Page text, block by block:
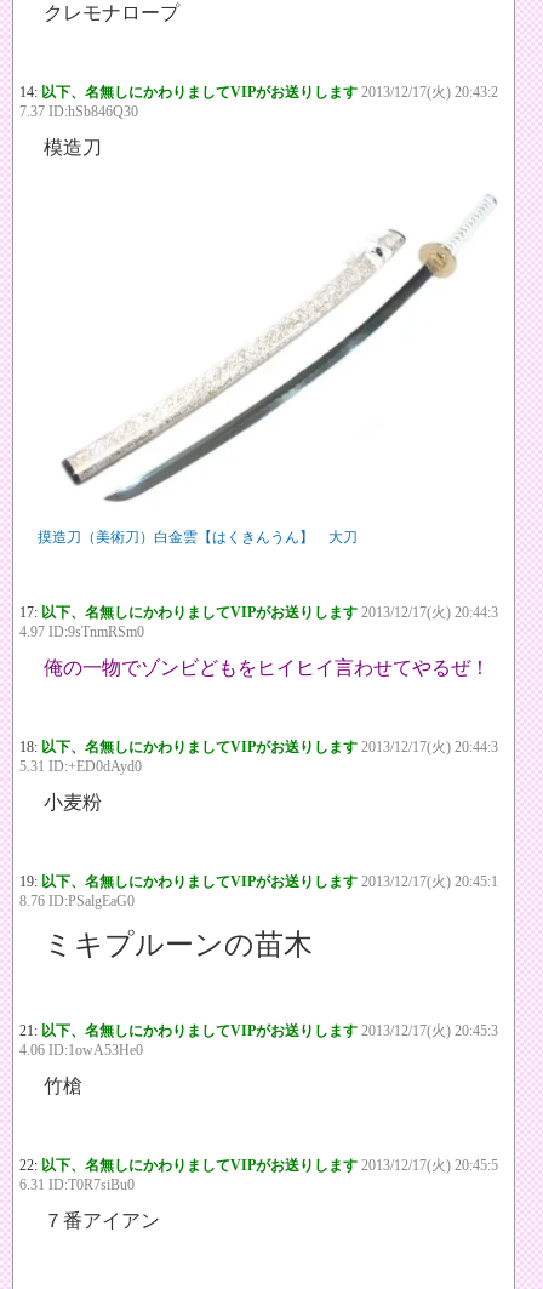
クレモナロープ
14: 以下、名無しにかわりましてVIPがお送りします 2013/12/17(火) 20:43:2
7.37 ID:hSb846Q30
模造刀
摸造刀（美術刀）白金雲【はくきんうん】 大刀
17: 以下、名無しにかわりましてVIPがお送りします 2013/12/17(火) 20:44:3
4.97 ID:9sTnmRSm0
俺の一物でゾンビどもをヒイヒイ言わせてやるぜ！
18: 以下、名無しにかわりましてVIPがお送りします 2013/12/17(火) 20:44:3
5.31 ID:+ED0dAyd0
小麦粉
19: 以下、名無しにかわりましてVIPがお送りします 2013/12/17(火) 20:45:1
8.76 ID:PSalgEaG0
ミキプルーンの苗木
21: 以下、名無しにかわりましてVIPがお送りします 2013/12/17(火) 20:45:3
4.06 ID:1owA53He0
竹槍
22: 以下、名無しにかわりましてVIPがお送りします 2013/12/17(火) 20:45:5
6.31 ID:T0R7siBu0
７番アイアン